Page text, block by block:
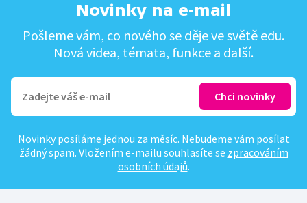
Novinky na e-mail
Pošleme vám, co nového se děje ve světě edu.
Nová videa, témata, funkce a další.
Novinky posíláme jednou za měsíc. Nebudeme vám posílat
žádný spam. Vložením e-mailu souhlasíte se zpracováním
osobních údajů.